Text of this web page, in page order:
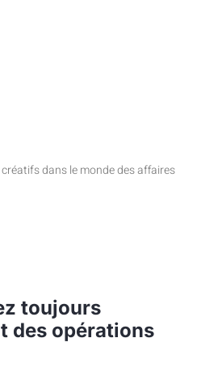
toujours
des opérations